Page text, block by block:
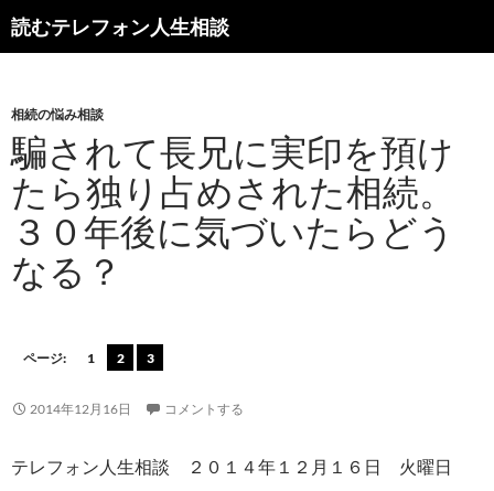
読むテレフォン人生相談
相続の悩み相談
騙されて長兄に実印を預け
たら独り占めされた相続。
３０年後に気づいたらどう
なる？
ページ: 1 2 3
2014年12月16日 コメントする
テレフォン人生相談 ２０１４年１２月１６日 火曜日